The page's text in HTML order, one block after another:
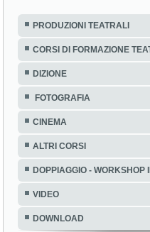
PRODUZIONI TEATRALI
CORSI DI FORMAZIONE
DIZIONE
FOTOGRAFIA
CINEMA
ALTRI CORSI
DOPPIAGGIO - WORKSHOP
VIDEO
DOWNLOAD